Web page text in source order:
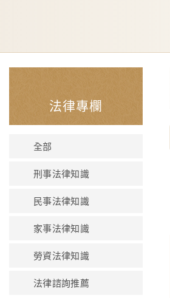
法律專欄
全部
刑事法律知識
民事法律知識
家事法律知識
勞資法律知識
法律諮詢推薦